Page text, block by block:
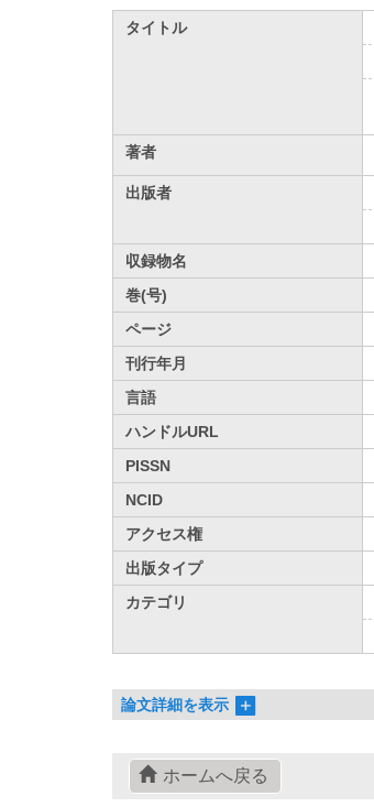
タイトル
著者
出版者
収録物名
巻(号)
ページ
刊行年月
言語
ハンドルURL
PISSN
NCID
アクセス権
出版タイプ
カテゴリ
論文詳細を表示
ホームへ戻る